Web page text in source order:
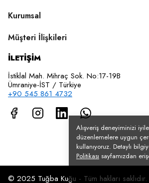
Alışveriş deneyiminizi
düzenlemelere uygun
kullanıyoruz. Detaylı
Politikası sayfamızdan
Kurumsal
Müşteri İlişkileri
İLETİŞİM
İstiklal Mah. Mihraç Sok. No:17-19B
Ümraniye-İST / Türkiye
+90 545 861 4732
© 2025 Tuğba Kuğu - Tüm hakları saklıdır.